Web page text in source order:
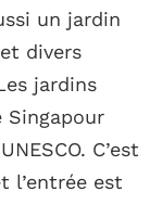
un jardin
divers
jardins
C’est
l’entrée est